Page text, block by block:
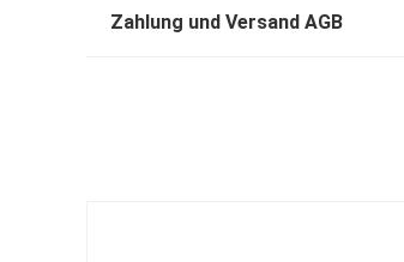
Zahlung und Versand AGB